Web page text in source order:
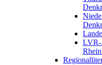
LVR-